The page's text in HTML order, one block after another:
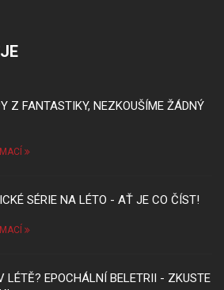
Z FANTASTIKY, NEZKOUŠÍME ŽÁDNÝ
SÉRIE NA LÉTO - AŤ JE CO ČÍST!
LÉTĚ? EPOCHÁLNÍ BELETRII - ZKUSTE